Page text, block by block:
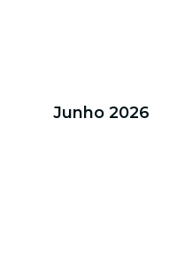
Junho 2026